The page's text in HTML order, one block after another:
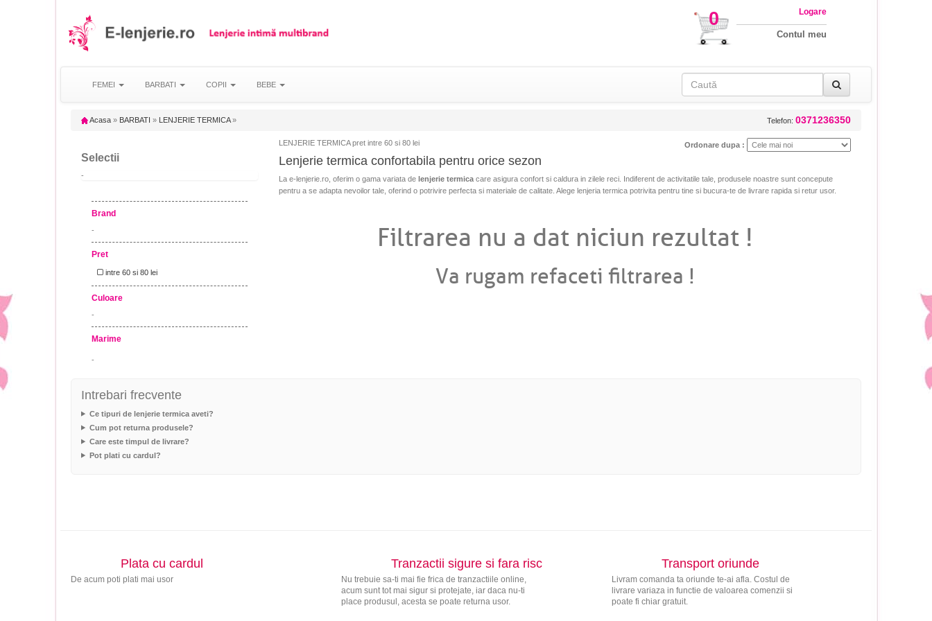
0 Logare
Contul meu
FEMEI BARBATI COPII BEBE
Acasa » BARBATI » LENJERIE TERMICA » Telefon: 0371236350
Selectii
-
Brand
-
Pret
intre 60 si 80 lei
Culoare
-
Marime
-
LENJERIE TERMICA pret intre 60 si 80 lei Ordonare dupa :
Lenjerie termica confortabila pentru orice sezon
La e-lenjerie.ro, oferim o gama variata de lenjerie termica care asigura confort si caldura in zilele reci. Indiferent de activitatile tale, produsele noastre sunt concepute
pentru a se adapta nevoilor tale, oferind o potrivire perfecta si materiale de calitate. Alege lenjeria termica potrivita pentru tine si bucura-te de livrare rapida si retur usor.
Filtrarea nu a dat niciun rezultat !
Va rugam refaceti filtrarea !
Intrebari frecvente
Ce tipuri de lenjerie termica aveti?
Cum pot returna produsele?
Care este timpul de livrare?
Pot plati cu cardul?
Plata cu cardul
De acum poti plati mai usor
Tranzactii sigure si fara risc
Nu trebuie sa-ti mai fie frica de tranzactiile online,
acum sunt tot mai sigur si protejate, iar daca nu-ti
place produsul, acesta se poate returna usor.
Transport oriunde
Livram comanda ta oriunde te-ai afla. Costul de
livrare variaza in functie de valoarea comenzii si
poate fi chiar gratuit.